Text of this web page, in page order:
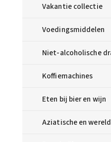
Vakantie collectie
Voedingsmiddelen
Niet-alcoholische
Koffiemachines
Eten bij bier en wijn
Aziatische en